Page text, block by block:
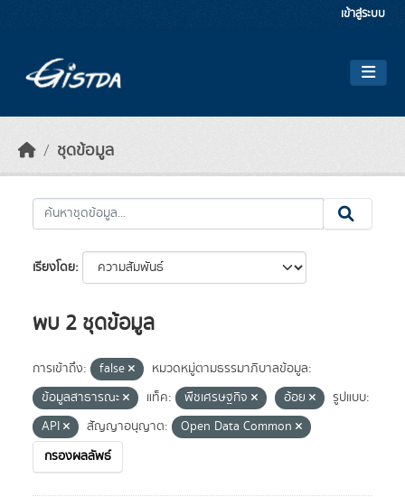
เข้าสู่ระบบ
ชุดข้อมูล
เรียงโดย
พบ 2 ชุดข้อมูล
การเข้าถึง: false
หมวดหมู่ตามธรรมาภิบาลข้อมูล:
ข้อมูลสาธารณะ
แท็ค: พืชเศรษฐกิจ อ้อย
รูปแบบ:
API
สัญญาอนุญาต:
Open Data Common
กรองผลลัพธ์